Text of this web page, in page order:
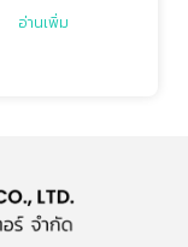
อ่านเพิ่ม